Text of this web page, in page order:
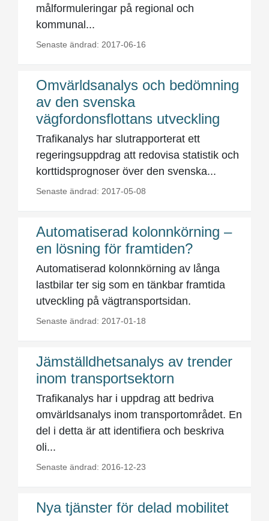
målformuleringar på regional och
kommunal...
Senaste ändrad: 2017-06-16
Omvärldsanalys och bedömning
av den svenska
vägfordonsflottans utveckling
Trafikanalys har slutrapporterat ett
regeringsuppdrag att redovisa statistik och
korttidsprognoser över den svenska...
Senaste ändrad: 2017-05-08
Automatiserad kolonnkörning –
en lösning för framtiden?
Automatiserad kolonnkörning av långa
lastbilar ter sig som en tänkbar framtida
utveckling på vägtransportsidan.
Senaste ändrad: 2017-01-18
Jämställdhetsanalys av trender
inom transportsektorn
Trafikanalys har i uppdrag att bedriva
omvärldsanalys inom transportområdet. En
del i detta är att identifiera och beskriva
oli...
Senaste ändrad: 2016-12-23
Nya tjänster för delad mobilitet